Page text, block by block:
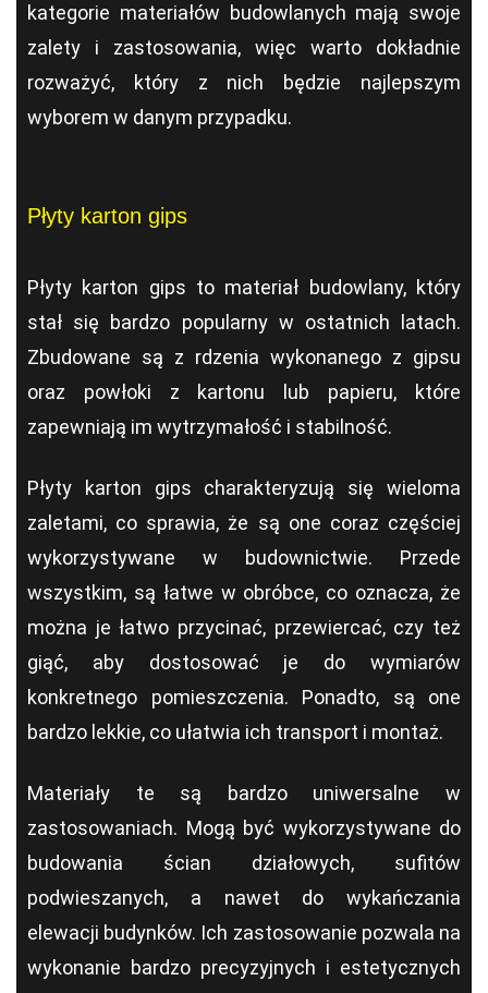
kategorie materiałów budowlanych mają swoje
zalety i zastosowania, więc warto dokładnie
rozważyć, który z nich będzie najlepszym
wyborem w danym przypadku.
Płyty karton gips
Płyty karton gips to materiał budowlany, który
stał się bardzo popularny w ostatnich latach.
Zbudowane są z rdzenia wykonanego z gipsu
oraz powłoki z kartonu lub papieru, które
zapewniają im wytrzymałość i stabilność.
Płyty karton gips charakteryzują się wieloma
zaletami, co sprawia, że są one coraz częściej
wykorzystywane w budownictwie. Przede
wszystkim, są łatwe w obróbce, co oznacza, że
można je łatwo przycinać, przewiercać, czy też
giąć, aby dostosować je do wymiarów
konkretnego pomieszczenia. Ponadto, są one
bardzo lekkie, co ułatwia ich transport i montaż.
Materiały te są bardzo uniwersalne w
zastosowaniach. Mogą być wykorzystywane do
budowania ścian działowych, sufitów
podwieszanych, a nawet do wykańczania
elewacji budynków. Ich zastosowanie pozwala na
wykonanie bardzo precyzyjnych i estetycznych